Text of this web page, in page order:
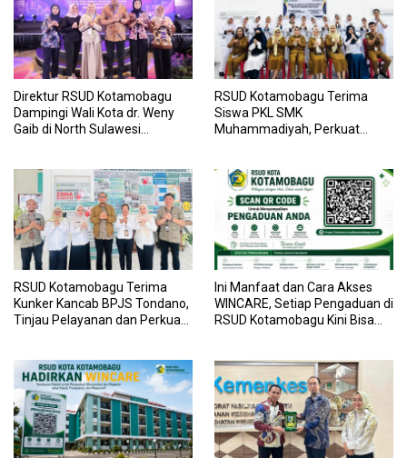
Direktur RSUD Kotamobagu
Dampingi Wali Kota dr. Weny
Gaib di North Sulawesi
RSUD Kotamobagu Terima
Siswa PKL SMK
Muhammadiyah, Perkuat
RSUD Kotamobagu Terima
Kunker Kancab BPJS Tondano,
Tinjau Pelayanan dan Perkuat
Ini Manfaat dan Cara Akses
WINCARE, Setiap Pengaduan di
RSUD Kotamobagu Kini Bisa